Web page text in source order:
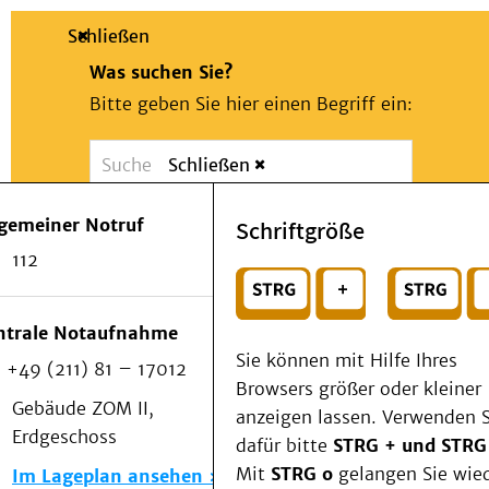
Suche
Schließen
Was suchen Sie?
Bitte geben Sie hier einen Begriff ein:
Suchen
Wählen Sie ein Thema für Ihren
Notfall
Schließen
Notruf
112
Notaufnahme
+49 (211) 81 – 17012
Gebäude ZOM II,
Erdgeschoss
Im Lageplan ansehen
Schriftgröße
Sie können mit Hilfe Ihres
Browsers größer oder kleiner
anzeigen lassen. Verwenden
dafür bitte STRG + und
Mit STRG o gelangen Sie
Patienten & Besucher
Als Patient am UKD
Beratung und Unterstützung
Veranstaltungen
Kommunikation im Medizinwesen (KIM)
Notfall
Forschung & Lehre
Medizinische Fakultät